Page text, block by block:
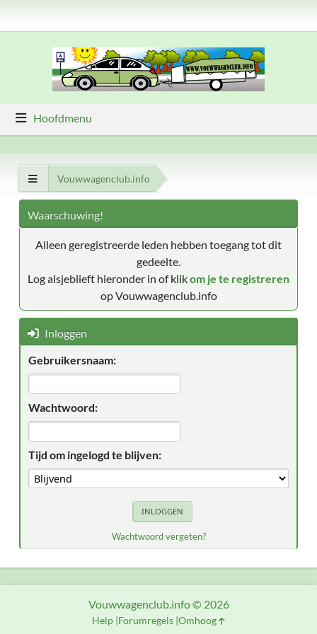
Hoofdmenu
Vouwwagenclub.info
Waarschuwing!
Alleen geregistreerde leden hebben toegang tot dit
gedeelte.
Log alsjeblieft hieronder in of klikom je te registreren
op Vouwwagenclub.info
Inloggen
Gebruikersnaam:
Wachtwoord:
Tijd om ingelogd te blijven:
Wachtwoord vergeten?
Vouwwagenclub.info © 2026
Help Forumregels Omhoog